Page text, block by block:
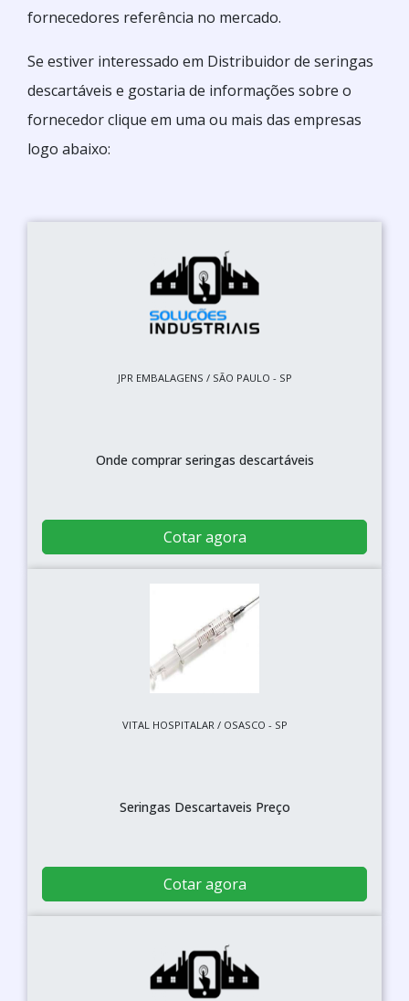
fornecedores referência no mercado.
Se estiver interessado em Distribuidor de seringas
descartáveis e gostaria de informações sobre o
fornecedor clique em uma ou mais das empresas
logo abaixo:
JPR EMBALAGENS / SÃO PAULO - SP
Onde comprar seringas descartáveis
Cotar agora
VITAL HOSPITALAR / OSASCO - SP
Seringas Descartaveis Preço
Cotar agora